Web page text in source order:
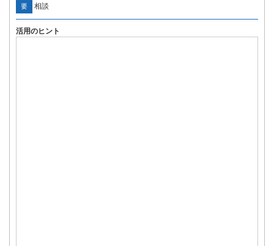
要 相談
活用のヒント